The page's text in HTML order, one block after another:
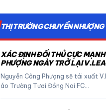
THỊ TRƯỜNG CHUYỂN NHƯỢNG
XÁC ĐỊNH ĐỐI THỦ CỰC
PHƯỢNG NGÀY TRỞ LẠI
Nguyễn Công Phượng sẽ tái xuất
áo Trường Tươi Đồng Nai FC…